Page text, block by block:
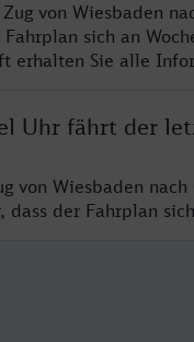
von Wiesbaden
Fahrplan sich an
erhalten Sie alle
Uhr fährt der
von Wiesbaden
dass der Fahrplan